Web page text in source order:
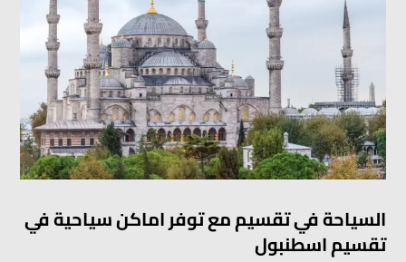
السياحة في تقسيم مع توفر اماكن سياحية في
تقسيم اسطنبول